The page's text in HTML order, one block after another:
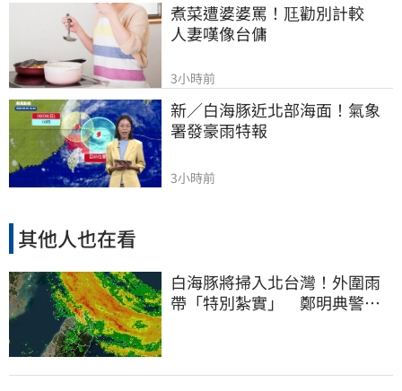
煮菜遭婆婆罵！尫勸別計較
人妻嘆像台傭
3小時前
新／白海豚近北部海面！氣象
署發豪雨特報
3小時前
其他人也在看
白海豚將掃入北台灣！外圍雨
帶「特別紮實」 鄭明典警告